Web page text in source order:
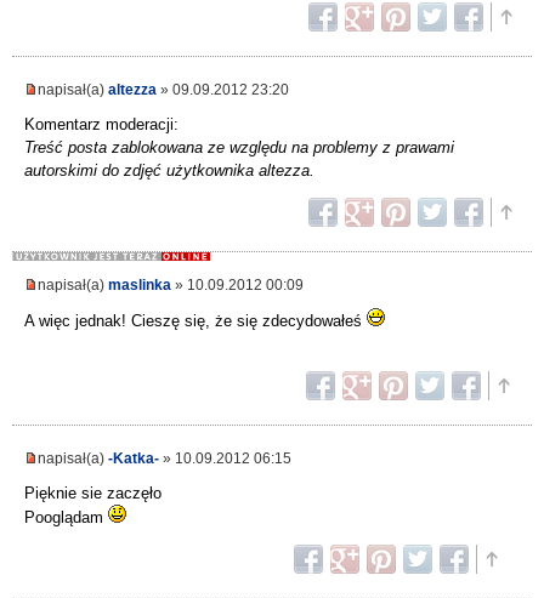
napisał(a) altezza » 09.09.2012 23:20
Komentarz moderacji:
Treść posta zablokowana ze względu na problemy z prawami
autorskimi do zdjęć użytkownika altezza.
napisał(a) maslinka » 10.09.2012 00:09
A więc jednak! Cieszę się, że się zdecydowałeś
napisał(a) -Katka- » 10.09.2012 06:15
Pięknie sie zaczęło
Pooglądam